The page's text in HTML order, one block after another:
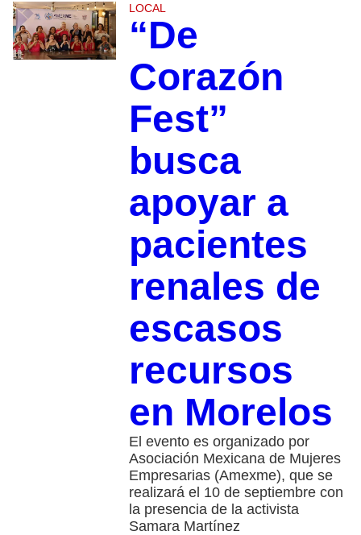
LOCAL
“De
Corazón
Fest”
busca
apoyar a
pacientes
renales de
escasos
recursos
en Morelos
El evento es organizado por
Asociación Mexicana de Mujeres
Empresarias (Amexme), que se
realizará el 10 de septiembre con
la presencia de la activista
Samara Martínez